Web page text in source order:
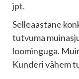
jpt.
Selleaastane
tutvuma
loominguga.
Kunderi vähem